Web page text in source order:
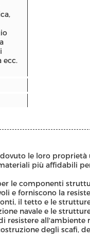
ecc.
le loro proprietà
più affidabili
le componenti
e forniscono la
il tetto e le
navale e le
resistere all'ambiente
degli scafi,